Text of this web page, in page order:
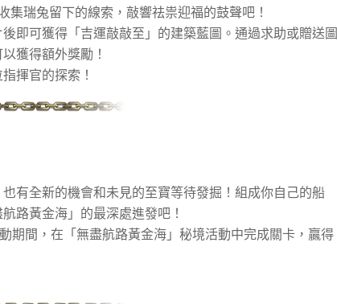
瑞兔留下的線索，敲響祛祟迎福的鼓聲吧！
即可獲得「吉運敲敲至」的建築藍圖。通過求助或贈送圖
獲得額外獎勵！
揮官的探索！
有全新的機會和未見的至寶等待發掘！組成你自己的船
路黃金海」的最深處進發吧！
期間，在「無盡航路黃金海」秘境活動中完成關卡，贏得